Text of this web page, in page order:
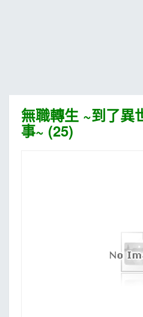
無職轉生 ~到了異
事~ (25)